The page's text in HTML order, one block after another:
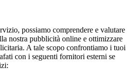
possiamo comprendere e valutare
nostra pubblicità online e ottimizzare
A tale scopo confrontiamo i tuoi
con i seguenti fornitori esterni se